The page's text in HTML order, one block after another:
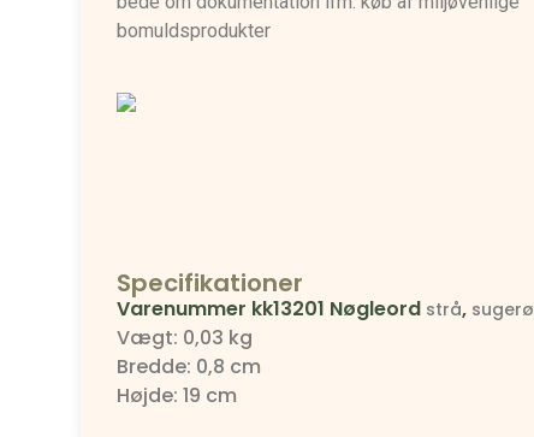
bomuldsprodukter
Specifikationer
Varenummer kk13201 Nøgleord strå,
Vægt: 0,03 kg
Bredde: 0,8 cm
Højde: 19 cm